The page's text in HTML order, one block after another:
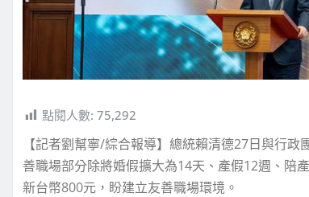
點閱人數: 75,292
【記者劉幫寧/綜合報導】總統賴清德27日與行
善職場部分除將婚假擴大為14天、產假12週、陪
新台幣800元，盼建立友善職場環境。